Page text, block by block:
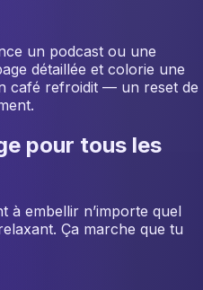
un podcast ou une
détaillée et colorie une
café refroidit — un reset de
pour tous les
à embellir n’importe quel
Ça marche que tu